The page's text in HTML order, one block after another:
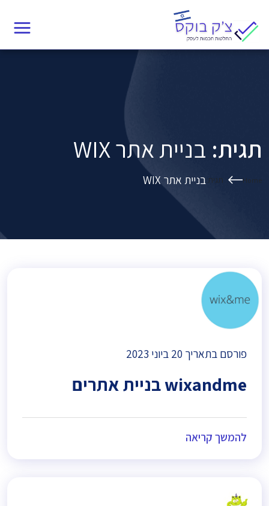
content
תגית:בניית אתר WIX
תגית: בניית אתר WIX
Home תגית:בניית אתר WIX
פורסם בתאריך 20 ביוני 2023
wixandme בניית אתרים
להמשך קריאה